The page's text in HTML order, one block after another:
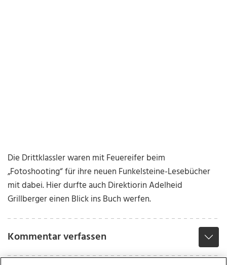
Die Drittklassler waren mit Feuereifer beim
„Fotoshooting“ für ihre neuen Funkelsteine-Lesebücher
mit dabei. Hier durfte auch Direktiorin Adelheid
Grillberger einen Blick ins Buch werfen.
Kommentar verfassen